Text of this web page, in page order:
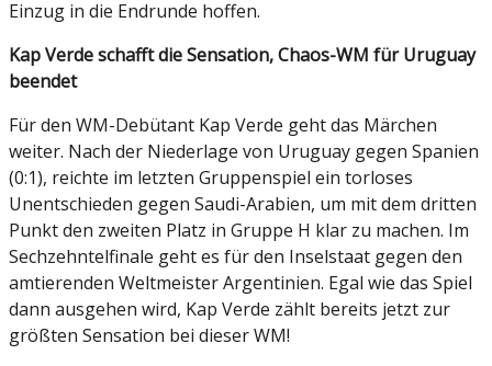
Einzug in die Endrunde hoffen.
Kap Verde schafft die Sensation, Chaos-WM für Uruguay
beendet
Für den WM-Debütant Kap Verde geht das Märchen
weiter. Nach der Niederlage von Uruguay gegen Spanien
(0:1), reichte im letzten Gruppenspiel ein torloses
Unentschieden gegen Saudi-Arabien, um mit dem dritten
Punkt den zweiten Platz in Gruppe H klar zu machen. Im
Sechzehntelfinale geht es für den Inselstaat gegen den
amtierenden Weltmeister Argentinien. Egal wie das Spiel
dann ausgehen wird, Kap Verde zählt bereits jetzt zur
größten Sensation bei dieser WM!